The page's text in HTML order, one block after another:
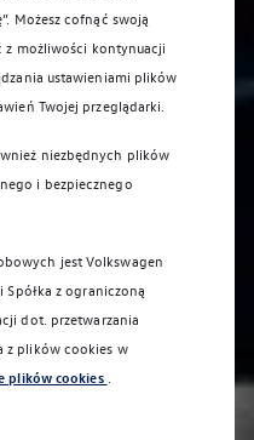
Możesz cofnąć swoją
z możliwości kontynuacji
ustawieniami plików
Twojej przeglądarki.
niezbędnych plików
i bezpiecznego
jest Volkswagen
Spółka z ograniczoną
dot. przetwarzania
z plików cookies w
plików cookies